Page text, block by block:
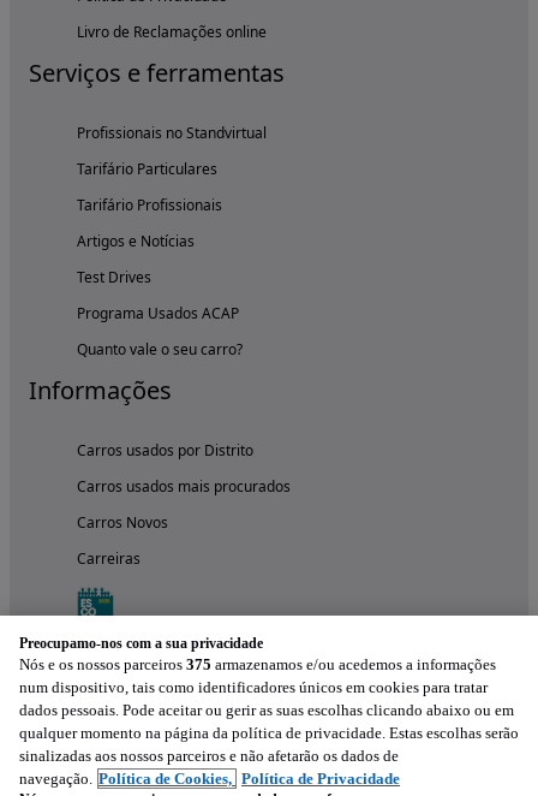
Livro de Reclamações online
Serviços e ferramentas
Profissionais no Standvirtual
Tarifário Particulares
Tarifário Profissionais
Artigos e Notícias
Test Drives
Programa Usados ACAP
Quanto vale o seu carro?
Informações
Carros usados por Distrito
Carros usados mais procurados
Carros Novos
Carreiras
Preocupamo-nos com a sua privacidade
Nós e os nossos parceiros 375 armazenamos e/ou acedemos a informações
num dispositivo, tais como identificadores únicos em cookies para tratar
dados pessoais. Pode aceitar ou gerir as suas escolhas clicando abaixo ou em
qualquer momento na página da política de privacidade. Estas escolhas serão
sinalizadas aos nossos parceiros e não afetarão os dados de
navegação. Política de Cookies, Política de Privacidade